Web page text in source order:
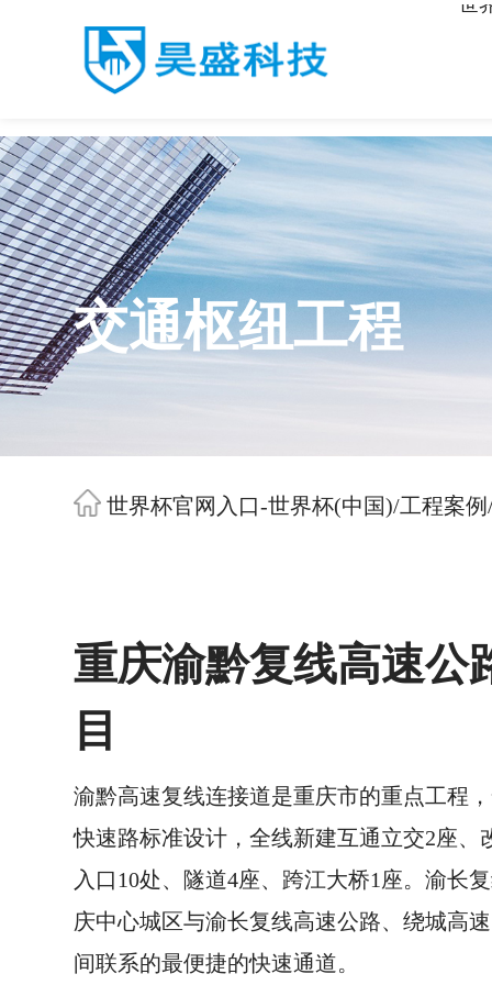
世
交通枢纽工程
世界杯官网入口-世界杯(中国)/工程案例
重庆渝黔复线高速公
目
渝黔高速复线连接道是重庆市的重点工程
快速路标准设计，全线新建互通立交2座、
入口10处、隧道4座、跨江大桥1座。渝长
庆中心城区与渝长复线高速公路、绕城高
间联系的最便捷的快速通道。